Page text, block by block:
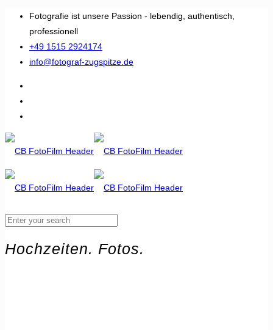
Fotografie ist unsere Passion - lebendig, authentisch,
professionell
+49 1515 2924174
info@fotograf-zugspitze.de
Hochzeiten. Fotos.